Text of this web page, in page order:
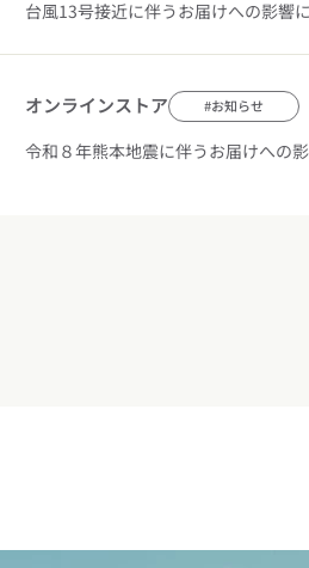
台風13号接近に伴うお届けへの影響
オンラインストア #お知らせ
令和８年熊本地震に伴うお届けへの